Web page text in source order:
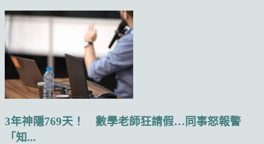
3年神隱769天！ 數學老師狂請假…同事怒報警
「知...